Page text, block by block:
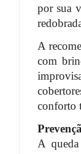
por sua
A
com
conforto
A